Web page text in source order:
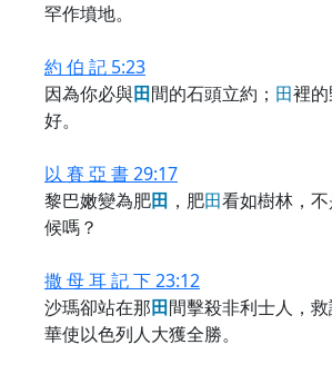
罕作墳地。
約 伯 記 5:23
因為你必與田間的石頭立約； 田裡
好。
以 賽 亞 書 29:17
黎巴嫩變為肥田 ，肥田看如樹林，
候嗎？
撒 母 耳 記 下 23:12
沙瑪卻站在那田間擊殺非利士人，
華使以色列人大獲全勝。